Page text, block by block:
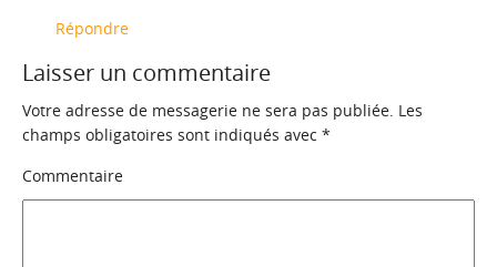
Répondre
Laisser un commentaire
Votre adresse de messagerie ne sera pas publiée. Les
champs obligatoires sont indiqués avec *
Commentaire